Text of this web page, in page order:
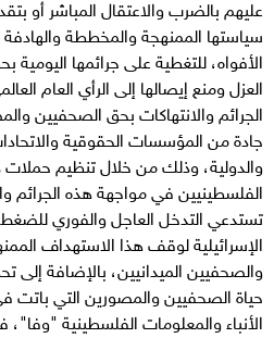
عليهم بالضرب والاعتقال المباشر أو
سياستها الممنهجة والمخططة
الأفواه، للتغطية على جرائمها
العزل ومنع إيصالها إلى الرأي العام
الجرائم والانتهاكات بحق الصحفيين
جادة من المؤسسات الحقوقية
والدولية، وذلك من خلال تنظيم
الفلسطينيين في مواجهة هذه الجرائم
تستدعي التدخل العاجل والفوري
الإسرائيلية لوقف هذا الاستهداف
والصحفيين الميدانيين، بالإضافة إلى
حياة الصحفيين والمصورين التي
الأنباء والمعلومات الفلسطينية